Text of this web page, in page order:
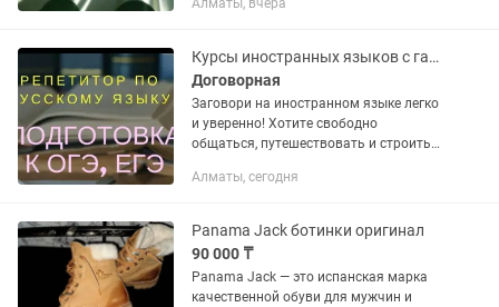
гарантия Характеристики:
металлочерепицы Монтерроса
скандинавского типа с улучшенной...
Алматы, вчера
Курсы иностранных языков с гарантией результата
Договорная
Заговори на иностранном языке легко
и уверенно! Хотите свободно
общаться, путешествовать и строить
курсы помогут: начать обучение с нуля
Алматы, сегодня
Panama Jack ботинки оригинал
90 000 ₸
Panama Jack — это испанская марка
качественной обуви для мужчин и